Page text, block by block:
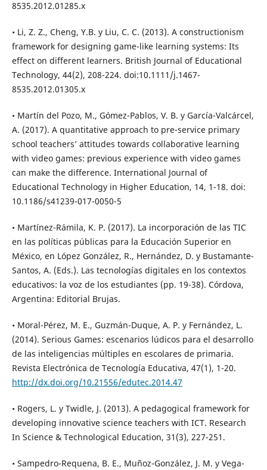
8535.2012.01285.x
• Li, Z. Z., Cheng, Y.B. y Liu, C. C. (2013). A constructionism
framework for designing game-like learning systems: Its
effect on different learners. British Journal of Educational
Technology, 44(2), 208-224. doi:10.1111/j.1467-
8535.2012.01305.x
• Martín del Pozo, M., Gómez-Pablos, V. B. y García-Valcárcel,
A. (2017). A quantitative approach to pre-service primary
school teachers’ attitudes towards collaborative learning
with video games: previous experience with video games
can make the difference. International Journal of
Educational Technology in Higher Education, 14, 1-18. doi:
10.1186/s41239-017-0050-5
• Martínez-Rámila, K. P. (2017). La incorporación de las TIC
en las políticas públicas para la Educación Superior en
México, en López González, R., Hernández, D. y Bustamante-
Santos, A. (Eds.). Las tecnologías digitales en los contextos
educativos: la voz de los estudiantes (pp. 19-38). Córdova,
Argentina: Editorial Brujas.
• Moral-Pérez, M. E., Guzmán-Duque, A. P. y Fernández, L.
(2014). Serious Games: escenarios lúdicos para el desarrollo
de las inteligencias múltiples en escolares de primaria.
Revista Electrónica de Tecnología Educativa, 47(1), 1-20.
http://dx.doi.org/10.21556/edutec.2014.47
• Rogers, L. y Twidle, J. (2013). A pedagogical framework for
developing innovative science teachers with ICT. Research
In Science & Technological Education, 31(3), 227-251.
• Sampedro-Requena, B. E., Muñoz-González, J. M. y Vega-